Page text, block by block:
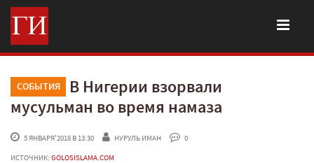
СОБЫТИЯ
В Нигерии взорвали
мусульман во время намаза
5 ЯНВАРЯ'2018 В 13:30 НУРУЛЬ ИМАН
0
ИСТОЧНИК: GOLOSISLAMA.COM